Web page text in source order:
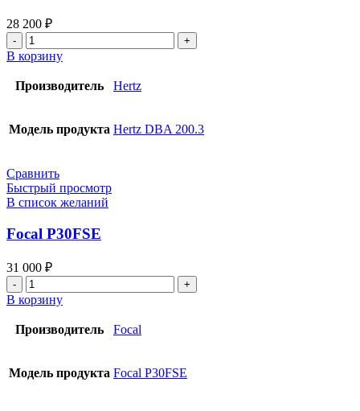
28 200 ₽
Количество
товара
Hertz
DBA
200.3
В корзину
Производитель Hertz
Модель продукта Hertz DBA 200.3
Сравнить
Быстрый просмотр
В список желаний
Focal P30FSE
31 000 ₽
Количество
товара
Focal
P30FSE
В корзину
Производитель Focal
Модель продукта Focal P30FSE